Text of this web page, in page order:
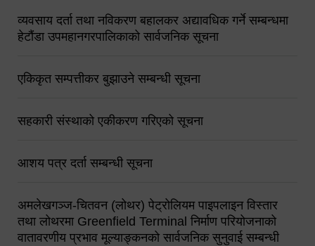
व्यवसाय दर्ता तथा नविकरण बहालकर अद्यावधिक गर्ने सम्बन्धमा
हेटौंडा उपमहानगरपालिकाको सार्वजनिक सूचना
एकिकृत सम्पत्तीकर बुझाउने सम्बन्धी सूचना
सहकारी संस्थाको एकीकरण गरिएको सूचना
आशय पत्र दर्ता सम्बन्धी सूचना
अमलेखगञ्ज-चितवन (लोथर) पेट्रोलियम पाइपलाइन विस्तार
तथा लोथरमा Greenfield Terminal निर्माण परियोजनाको
वातावरणीय प्रभाव मूल्याङ्कनको सार्वजनिक सुनुवाई सम्बन्धी